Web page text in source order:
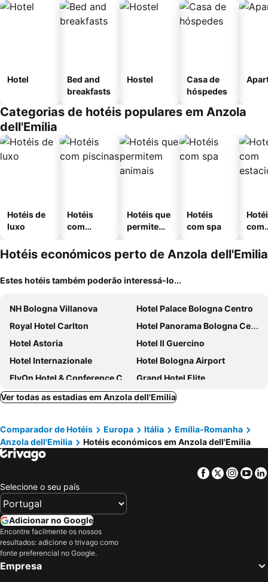
Hotel
Bed and
breakfasts
Hostel
Casa de
hóspedes
Categorias de hotéis populares em Anzola
dell'Emilia
Hotéis de
luxo
Hotéis
com
Hotéis que
permitem
Hotéis
com spa
com
Hotéis económicos perto de Anzola dell'Emilia
Estes hotéis também poderão interessá-lo...
NH Bologna Villanova
Hotel Palace Bologna Centro
Royal Hotel Carlton
Hotel Panorama Bologna Centro
Hotel Astoria
Hotel Il Guercino
Hotel Internazionale
Hotel Bologna Airport
FlyOn Hotel & Conference Center
Grand Hotel Elite
NH Bologna De La Gare
The Social Hub Bologna
Hotel San Donato - Bologna centro
Hotel Cosmopolitan Bologna
The Sydney Hotel
Suite Hotel Elite
Hotel Liberty 1904
Hotel Astor
UNA Hotels Bologna Centro
Savhotel Fiera Bologna
Holiday Inn Bologna - Fiera by IHG
Mitico Hotel & Natural Spa
Starhotels Excelsior
Best Western City Hotel
Ver todas as estadias em Anzola dell'Emilia
Comparador de Hotéis Europa Itália
Emília-Romanha
Anzola dell'Emilia
Hotéis económicos em Anzola dell'Emilia
Facebook
Twitter
Selecione o seu país
Adicionar no Google
Encontre facilmente os nossos
resultados: adicione o trivago como
fonte preferencial no Google.
Empresa